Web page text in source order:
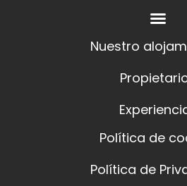
Nuestro
Política de
Política de